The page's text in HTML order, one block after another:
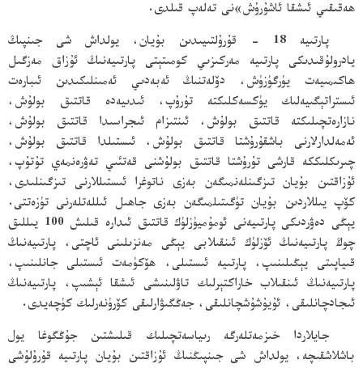
ھەقىقىي ئىشقا ئاشۇرۇش»نى تەلەپ قىلدى.
پارتىيە 18 - قۇرۇلتىيىدىن بۇيان، يولداش شى جىنپىڭ
يادرولۇقىدىكى پارتىيە مەركىزىي كومىتېتى پارتىيەنىڭ ئۇزاق مەزگىل
ھاكىمىيەت يۈرگۈزۈش، دۆلەتنىڭ ئەبەدىي ئەمىنلىكىدىن ئىبارەت
ئىستراتېگىيەلىك يۈكسەكلىكتە تۇرۇپ، ئىدىيەدە قاتتىق بولۇش،
نازارەتچىلىكتە قاتتىق بولۇش، ئىنتىزام ئىجراسىدا قاتتىق بولۇش،
ئەمەلدارلارنى باشقۇرۇشتا قاتتىق بولۇش، ئىستىلدا قاتتىق بولۇش،
چىرىكلىككە قارشى تۇرۇشتا قاتتىق بولۇشنى قەتئىي تەۋرەنمەي تۇتۇپ،
ئۇزاقتىن بۇيان تىزگىنلەنمىگەن بەزى ناتوغرا ئىستىللارنى تىزگىنلىدى،
كۆپ يىللاردىن بۇيان تۈگىتىلمىگەن بەزى جاھىل ئىللەتلەرنى تۈزەتتى.
يېڭى دەۋردىكى پارتىيەنى ئومۇميۈزلۈك قاتتىق ئىدارە قىلىش 100 يىللىق
چوڭ پارتىيەنىڭ ئۆزلۈك ئىنقىلابى يېڭى مەنزىلىنى ئاچتى، پارتىيەنىڭ
قىياپىتى يېڭىلىنىپ، پارتىيە ئىستىلى، ھۆكۈمەت ئىستىلى جانلىنىپ،
پارتىيەنىڭ ئىنقىلاب خاراكتېرلىك تاۋلىنىشى ئىشقا ئېشىپ، پارتىيەنىڭ
ئىجادچانلىقى، ئۇيۇشۇشچانلىقى، جەڭگىۋارلىقى كۆرۈنەرلىك كۈچەيدى.
جايلاردا خىزمەتلەرگە رىياسەتچىلىك قىلىشتىن جۇڭگوغا يول
باشلاشقىچە، يولداش شى جىنپىڭنىڭ ئۇزاقتىن بۇيان پارتىيە قۇرۇلۇشى